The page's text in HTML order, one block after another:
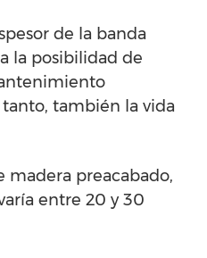
de la banda
la posibilidad de
también la vida
madera preacabado,
entre 20 y 30